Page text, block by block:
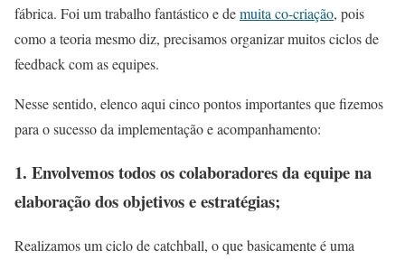
fábrica. Foi um trabalho fantástico e demuita co-criação, pois
como a teoria mesmo diz, precisamos organizar muitos ciclos de
feedback com as equipes.
Nesse sentido, elenco aqui cinco pontos importantes que fizemos
para o sucesso da implementação e acompanhamento:
1. Envolvemos todos os colaboradores da equipe na
elaboração dos objetivos e estratégias;
Realizamos um ciclo de catchball, o que basicamente é uma